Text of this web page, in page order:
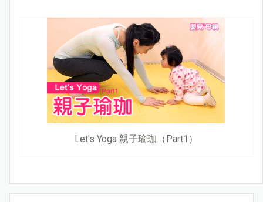
Let's Yoga 親子瑜珈（Part1）